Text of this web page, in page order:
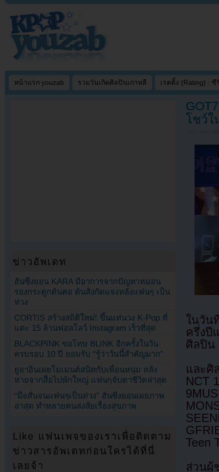
หน้าแรก youzab รวมวันเกิดศิลปินเกาหลี เรตติ้ง (Rating) : ซี
โชว์ใ
ในวัน
ครึ่งปี
ศิลปิน
และศิ
NCT
Teen
ส่วนผู้
ข่าวอัพเดท
ฮันซึงยอน KARA มีอาการจากปัญหาหมอน
รองกระดูกต้นคอ ต้นสังกัดแจงหลังแฟนๆ เป็น
ห่วง
CORTIS สร้างสถิติใหม่! ขึ้นแท่นวง K-Pop ที่
แตะ 15 ล้านฟอลโลว์ Instagram เร็วที่สุด
BLACKPINK ขอโทษ BLINK อีกครั้งในวัน
ครบรอบ 10 ปี ยอมรับ “รู้ว่าวันนี้สำคัญมาก”
ยูอาอินเผยโมเมนต์สนิทกับเพื่อนหนุ่ม หลัง
หายจากสื่อไปพักใหญ่ แฟนๆจับตาชีวิตล่าสุด
“มือสั่นจนแฟนๆเป็นห่วง” ฮันซึงยอนเผยภาพ
ล่าสุด ทำหลายคนสงสัยเรื่องสุขภาพ
Like แฟนเพจของเราเพื่อติดตาม
ข่าวสารอัพเดทก่อนใครได้ที่นี่
เลยจ้า